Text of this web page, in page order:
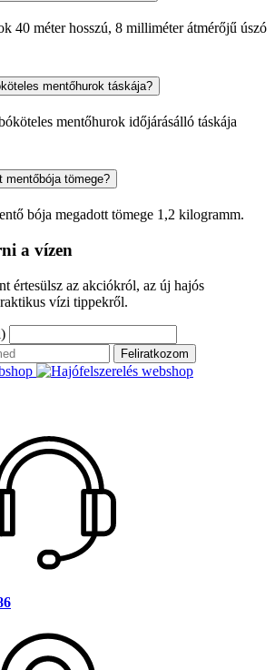
40 méter hosszú, 8 milliméter átmérőjű úszó
mentőhurok táskája?
mentőhurok időjárásálló táskája
mentőbója tömege?
bója megadott tömege 1,2 kilogramm.
a vízen
értesülsz az akciókról, az új hajós
vízi tippekről.
Feliratkozom